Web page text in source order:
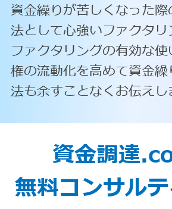
資金繰りが苦しくなった
法として心強いファクタ
ファクタリングの有効な
権の流動化を高めて資金
法も余すことなくお伝えし
資金調達
無料コンサル